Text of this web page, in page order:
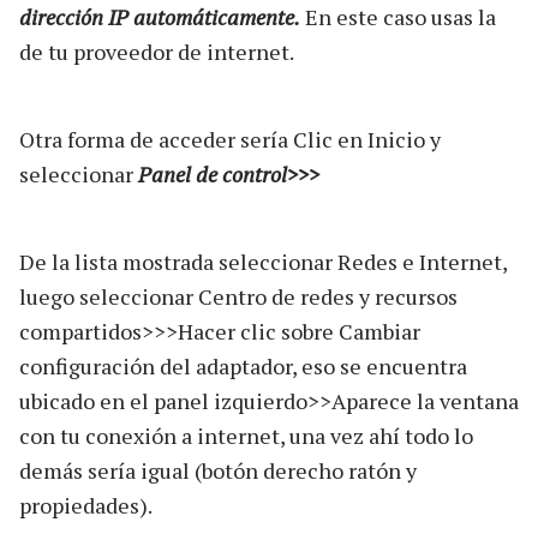
dirección IP automáticamente. En este caso usas la
de tu proveedor de internet.
Otra forma de acceder sería Clic en Inicio y
seleccionarPanel de control>>>
De la lista mostrada seleccionar Redes e Internet,
luego seleccionar Centro de redes y recursos
compartidos>>>Hacer clic sobre Cambiar
configuración del adaptador, eso se encuentra
ubicado en el panel izquierdo>>Aparece la ventana
con tu conexión a internet, una vez ahí todo lo
demás sería igual (botón derecho ratón y
propiedades).